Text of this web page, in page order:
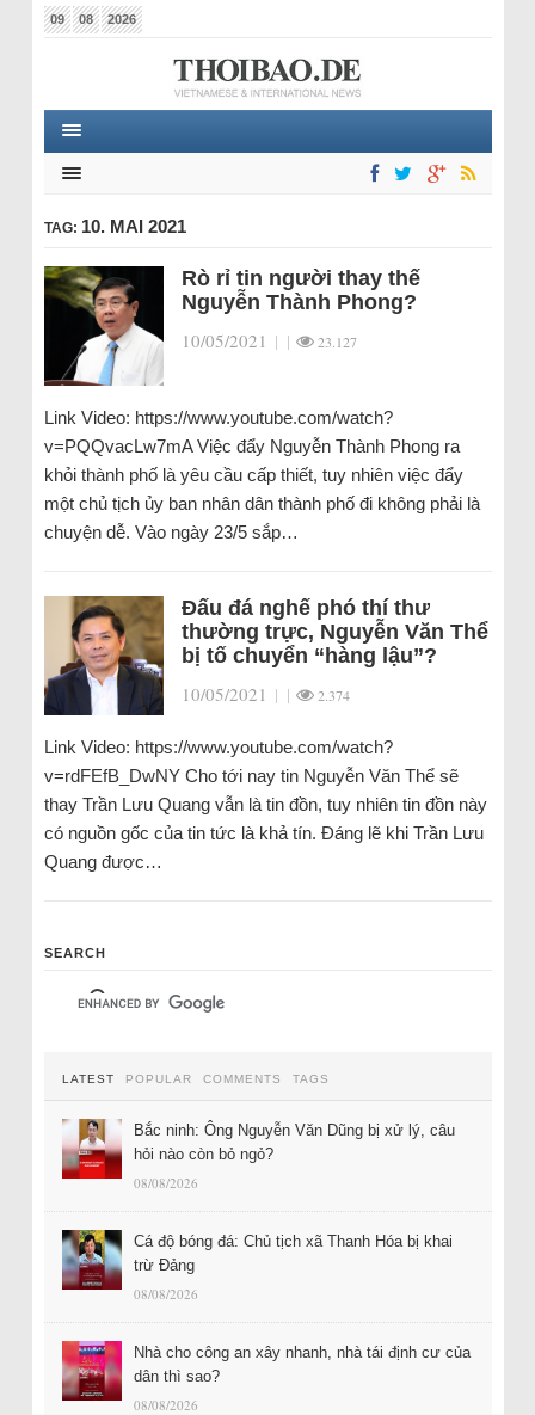
09 08 2026
TAG: 10. MAI 2021
Rò rỉ tin người thay thế
Nguyễn Thành Phong?
10/05/2021 | | 23.127
Link Video: https://www.youtube.com/watch?
v=PQQvacLw7mA Việc đẩy Nguyễn Thành Phong ra
khỏi thành phố là yêu cầu cấp thiết, tuy nhiên việc đẩy
một chủ tịch ủy ban nhân dân thành phố đi không phải là
chuyện dễ. Vào ngày 23/5 sắp…
Đấu đá nghế phó thí thư
thường trực, Nguyễn Văn Thể
bị tố chuyển “hàng lậu”?
10/05/2021 | | 2.374
Link Video: https://www.youtube.com/watch?
v=rdFEfB_DwNY Cho tới nay tin Nguyễn Văn Thể sẽ
thay Trần Lưu Quang vẫn là tin đồn, tuy nhiên tin đồn này
có nguồn gốc của tin tức là khả tín. Đáng lẽ khi Trần Lưu
Quang được…
SEARCH
LATEST POPULAR COMMENTS TAGS
Bắc ninh: Ông Nguyễn Văn Dũng bị xử lý, câu
hỏi nào còn bỏ ngỏ?
08/08/2026
Cá độ bóng đá: Chủ tịch xã Thanh Hóa bị khai
trừ Đảng
08/08/2026
Nhà cho công an xây nhanh, nhà tái định cư của
dân thì sao?
08/08/2026